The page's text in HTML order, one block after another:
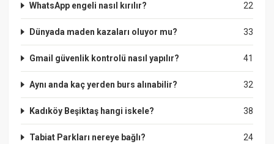
22
WhatsApp engeli nasıl kırılır?
33
Dünyada maden kazaları oluyor mu?
41
Gmail güvenlik kontrolü nasıl yapılır?
32
Aynı anda kaç yerden burs alınabilir?
38
Kadıköy Beşiktaş hangi iskele?
24
Tabiat Parkları nereye bağlı?